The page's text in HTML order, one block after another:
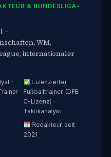
& BUNDESLIGA-
–
WM,
internationaler
·
Lizenzierter
Fußballtrainer (DFB
C-Lizenz) ·
Taktikanalyst
Redakteur seit
2021